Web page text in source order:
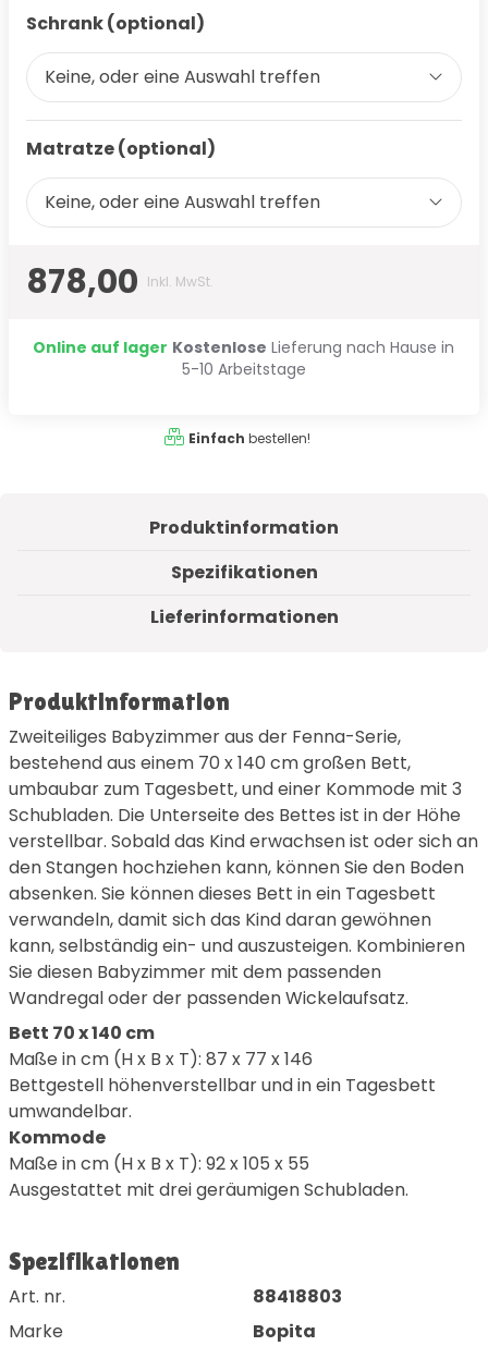
Schrank (optional)
Keine, oder eine Auswahl treffen
Matratze (optional)
Keine, oder eine Auswahl treffen
878,00 Inkl. MwSt.
Online auf lager Kostenlose Lieferung nach Hause in
5-10 Arbeitstage
Einfach bestellen!
Produktinformation
Spezifikationen
Lieferinformationen
Produktinformation
Zweiteiliges Babyzimmer aus der Fenna-Serie,
bestehend aus einem 70 x 140 cm großen Bett,
umbaubar zum Tagesbett, und einer Kommode mit 3
Schubladen. Die Unterseite des Bettes ist in der Höhe
verstellbar. Sobald das Kind erwachsen ist oder sich an
den Stangen hochziehen kann, können Sie den Boden
absenken. Sie können dieses Bett in ein Tagesbett
verwandeln, damit sich das Kind daran gewöhnen
kann, selbständig ein- und auszusteigen. Kombinieren
Sie diesen Babyzimmer mit dem passenden
Wandregal oder der passenden Wickelaufsatz.
Bett 70 x 140 cm
Maße in cm (H x B x T): 87 x 77 x 146
Bettgestell höhenverstellbar und in ein Tagesbett
umwandelbar.
Kommode
Maße in cm (H x B x T): 92 x 105 x 55
Ausgestattet mit drei geräumigen Schubladen.
Spezifikationen
Art. nr.
88418803
Marke
Bopita